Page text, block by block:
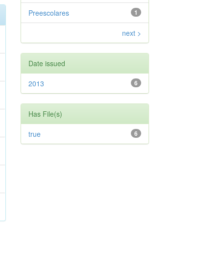
1
Preescolares
next >
Date issued
6
2013
Has File(s)
6
true